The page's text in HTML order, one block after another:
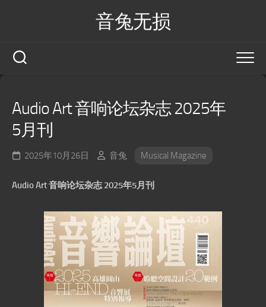
音兔无损
Audio Art 音响论坛杂志 2025年
5月刊
2025年10月26日 音兔 Musical Magazine
Audio Art 音响论坛杂志 2025年5月刊